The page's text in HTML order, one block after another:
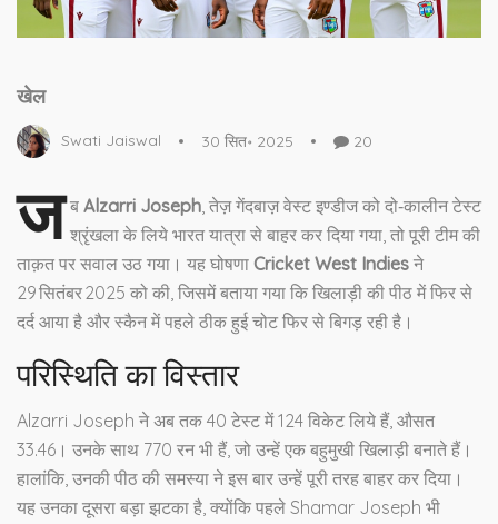
खेल
Swati Jaiswal 30 सित॰ 2025 20
ज ब Alzarri Joseph, तेज़ गेंदबाज़ वेस्ट इण्डीजको दो‑कालीन टेस्ट
श्रृंखला के लिये भारत यात्रा से बाहर कर दिया गया, तो पूरी टीम की
ताक़त पर सवाल उठ गया। यह घोषणा Cricket West Indies ने
29 सितंबर 2025 को की, जिसमें बताया गया कि खिलाड़ी की पीठ में फिर से
दर्द आया है और स्कैन में पहले ठीक हुई चोट फिर से बिगड़ रही है।
परिस्थिति का विस्तार
Alzarri Joseph ने अब तक 40 टेस्ट में 124 विकेट लिये हैं, औसत
33.46। उनके साथ 770 रन भी हैं, जो उन्हें एक बहुमुखी खिलाड़ी बनाते हैं।
हालांकि, उनकी पीठ की समस्या ने इस बार उन्हें पूरी तरह बाहर कर दिया।
यह उनका दूसरा बड़ा झटका है, क्योंकि पहले Shamar Joseph भी